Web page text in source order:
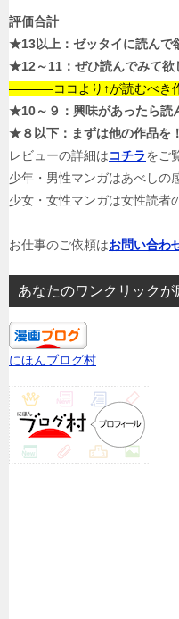
評価合計
★13以上：ゼッタイに読んで
★12～11：ぜひ読んでみて欲
———–ココより↑が読むべ
★10～９：興味があったら読
★８以下： まずは他の作品を！
レビューの詳細はコチラをご
少年・男性マンガはあべしの
少女・女性マンガは女性読者
お仕事のご依頼はお問い合わ
あなたのワンクリックが
にほんブログ村